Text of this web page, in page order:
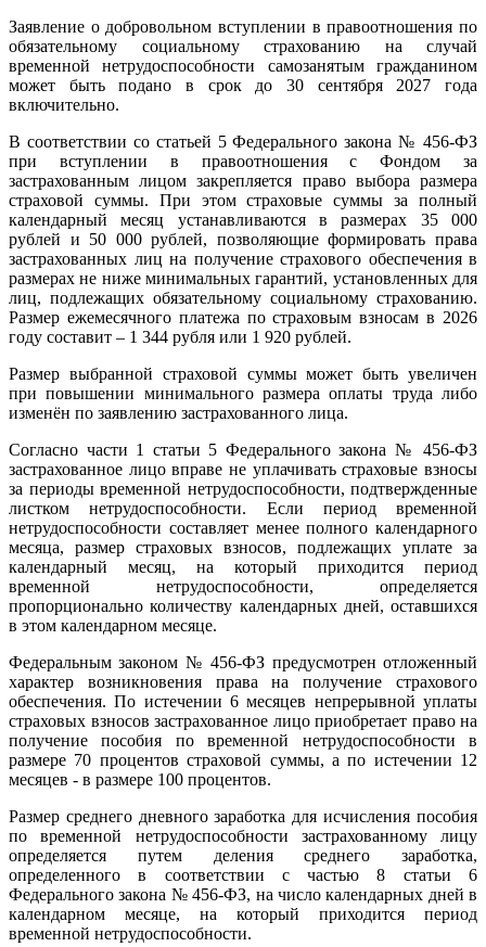
Заявление о добровольном вступлении в правоотношения по
обязательному социальному страхованию на случай
временной нетрудоспособности самозанятым гражданином
может быть подано в срок до 30 сентября 2027 года
включительно.
В соответствии со статьей 5 Федерального закона № 456-ФЗ
при вступлении в правоотношения с Фондом за
застрахованным лицом закрепляется право выбора размера
страховой суммы. При этом страховые суммы за полный
календарный месяц устанавливаются в размерах 35 000
рублей и 50 000 рублей, позволяющие формировать права
застрахованных лиц на получение страхового обеспечения в
размерах не ниже минимальных гарантий, установленных для
лиц, подлежащих обязательному социальному страхованию.
Размер ежемесячного платежа по страховым взносам в 2026
году составит – 1 344 рубля или 1 920 рублей.
Размер выбранной страховой суммы может быть увеличен
при повышении минимального размера оплаты труда либо
изменён по заявлению застрахованного лица.
Согласно части 1 статьи 5 Федерального закона № 456-ФЗ
застрахованное лицо вправе не уплачивать страховые взносы
за периоды временной нетрудоспособности, подтвержденные
листком нетрудоспособности. Если период временной
нетрудоспособности составляет менее полного календарного
месяца, размер страховых взносов, подлежащих уплате за
календарный месяц, на который приходится период
временной нетрудоспособности, определяется
пропорционально количеству календарных дней, оставшихся
в этом календарном месяце.
Федеральным законом № 456-ФЗ предусмотрен отложенный
характер возникновения права на получение страхового
обеспечения. По истечении 6 месяцев непрерывной уплаты
страховых взносов застрахованное лицо приобретает право на
получение пособия по временной нетрудоспособности в
размере 70 процентов страховой суммы, а по истечении 12
месяцев - в размере 100 процентов.
Размер среднего дневного заработка для исчисления пособия
по временной нетрудоспособности застрахованному лицу
определяется путем деления среднего заработка,
определенного в соответствии с частью 8 статьи 6
Федерального закона № 456-ФЗ, на число календарных дней в
календарном месяце, на который приходится период
временной нетрудоспособности.